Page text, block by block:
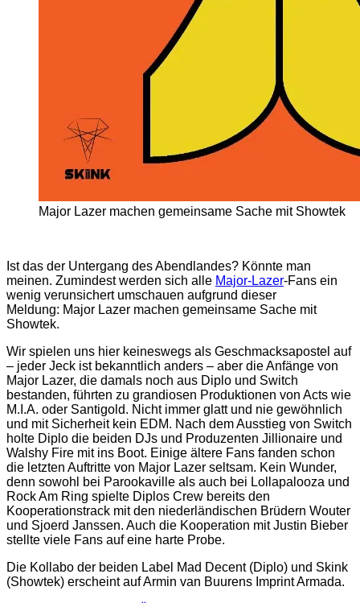
Major Lazer machen gemeinsame Sache mit Showtek
Ist das der Untergang des Abendlandes? Könnte man
meinen. Zumindest werden sich alle Major-Lazer-Fans ein
wenig verunsichert umschauen aufgrund dieser
Meldung: Major Lazer machen gemeinsame Sache mit
Showtek.
Wir spielen uns hier keineswegs als Geschmacksapostel auf
– jeder Jeck ist bekanntlich anders – aber die Anfänge von
Major Lazer, die damals noch aus Diplo und Switch
bestanden, führten zu grandiosen Produktionen von Acts wie
M.I.A. oder Santigold. Nicht immer glatt und nie gewöhnlich
und mit Sicherheit kein EDM. Nach dem Ausstieg von Switch
holte Diplo die beiden DJs und Produzenten Jillionaire und
Walshy Fire mit ins Boot. Einige ältere Fans fanden schon
die letzten Auftritte von Major Lazer seltsam. Kein Wunder,
denn sowohl bei Parookaville als auch bei Lollapalooza und
Rock Am Ring spielte Diplos Crew bereits den
Kooperationstrack mit den niederländischen Brüdern Wouter
und Sjoerd Janssen. Auch die Kooperation mit Justin Bieber
stellte viele Fans auf eine harte Probe.
Die Kollabo der beiden Label Mad Decent (Diplo) und Skink
(Showtek) erscheint auf Armin van Buurens Imprint Armada.